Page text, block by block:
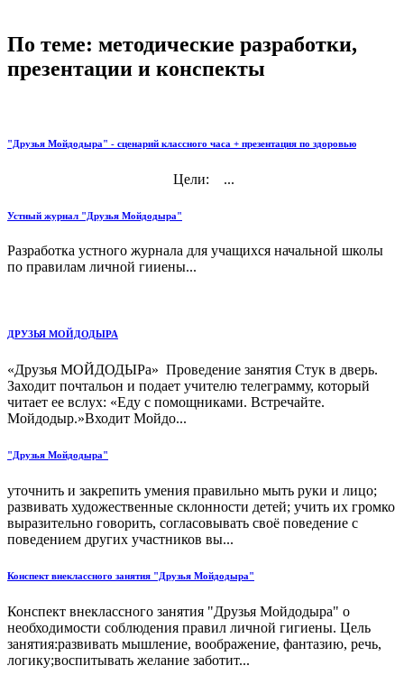
По теме: методические разработки,
презентации и конспекты
"Друзья Мойдодыра" - сценарий классного часа + презентация по здоровью
Цели: ...
Устный журнал "Друзья Мойдодыра"
Разработка устного журнала для учащихся начальной школы
по правилам личной гииены...
ДРУЗЬЯ МОЙДОДЫРА
«Друзья МОЙДОДЫРа» Проведение занятия Стук в дверь.
Заходит почтальон и подает учителю телеграмму, который
читает ее вслух: «Еду с помощниками. Встречайте.
Мойдодыр.»Входит Мойдо...
"Друзья Мойдодыра"
уточнить и закрепить умения правильно мыть руки и лицо;
развивать художественные склонности детей; учить их громко
выразительно говорить, согласовывать своё поведение с
поведением других участников вы...
Конспект внеклассного занятия "Друзья Мойдодыра"
Конспект внеклассного занятия "Друзья Мойдодыра" о
необходимости соблюдения правил личной гигиены. Цель
занятия:развивать мышление, воображение, фантазию, речь,
логику;воспитывать желание заботит...